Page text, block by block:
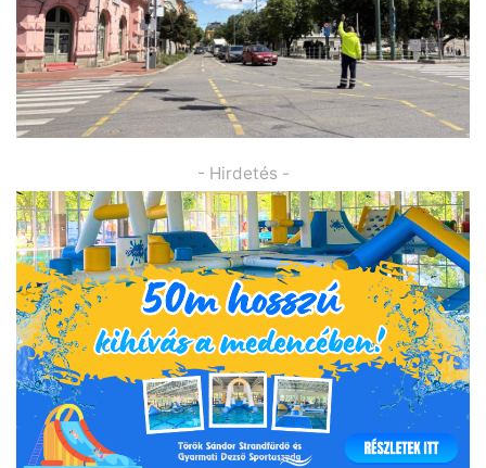
- Hirdetés -